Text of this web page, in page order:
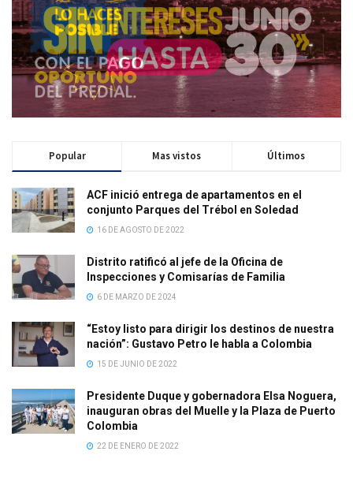
Popular Mas vistos Últimos
ACF inició entrega de apartamentos en el
conjunto Parques del Trébol en Soledad
16 DE AGOSTO DE 2022
Distrito ratificó al jefe de la Oficina de
Inspecciones y Comisarías de Familia
6 DE MARZO DE 2024
“Estoy listo para dirigir los destinos de nuestra
nación”: Gustavo Petro le habla a Colombia
15 DE JUNIO DE 2022
Presidente Duque y gobernadora Elsa Noguera,
inauguran obras del Muelle y la Plaza de Puerto
Colombia
22 DE ENERO DE 2022